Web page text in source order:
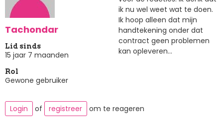
Tachondar
Lid sinds
15 jaar 7 maanden
Rol
Gewone gebruiker
ik nu wel weet wat te doen.
Ik hoop alleen dat mijn
handtekening onder dat
contract geen problemen
kan opleveren...
Login of registreer om te reageren